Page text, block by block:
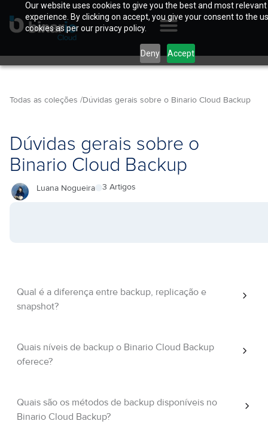
Our website uses cookies to give you the best and most relevant
experience. By clicking on accept, you give your consent to the
cookies as per our privacy policy.
Deny Accept
Todas as coleções /Dúvidas gerais sobre o Binario Cloud Backup
Dúvidas gerais sobre o
Binario Cloud Backup
Luana Nogueira 3 Artigos
Qual é a diferença entre backup, replicação e
snapshot?
Quais níveis de backup o Binario Cloud Backup
oferece?
Quais são os métodos de backup disponíveis no
Binario Cloud Backup?